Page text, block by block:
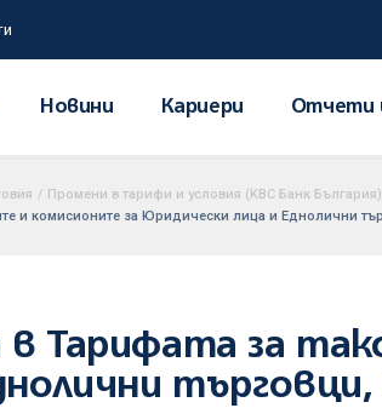
Новини Кариери Отчети
/ Промени в тарифи и условия (KBC Банк България)
и комисионите за Юридически лица и Еднолични
в Тарифата за
търговци,